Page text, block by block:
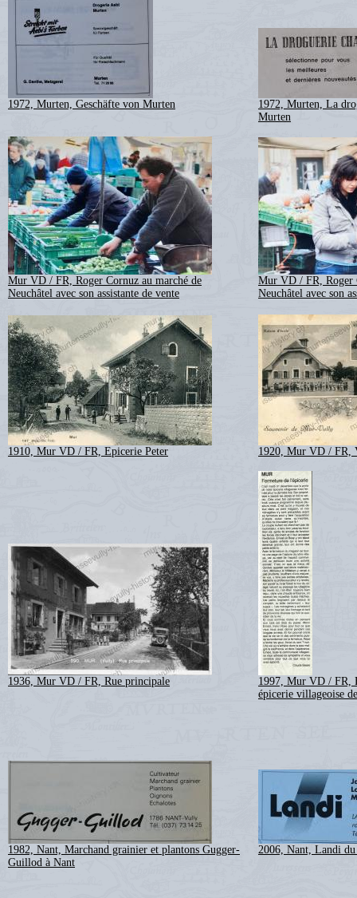
1972, Murten, Geschäfte von Murten
1972, Murten, La
Murten
Mur VD / FR, Roger Cornuz au marché de
Neuchâtel avec son assistante de vente
Mur VD / FR, Roger
Neuchâtel avec son
1910, Mur VD / FR, Epicerie Peter 1920, Mur VD / FR,
1936, Mur VD / FR, Rue principale
1997, Mur VD / FR,
épicerie villageoise
1982, Nant, Marchand grainier et plantons Gugger-
Guillod à Nant
2006, Nant, Landi